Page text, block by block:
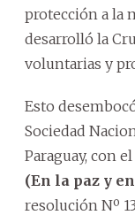
protección a la
desarrolló la
voluntarias y
Esto
Sociedad
Paraguay, con
(En la paz y
resolución Nº